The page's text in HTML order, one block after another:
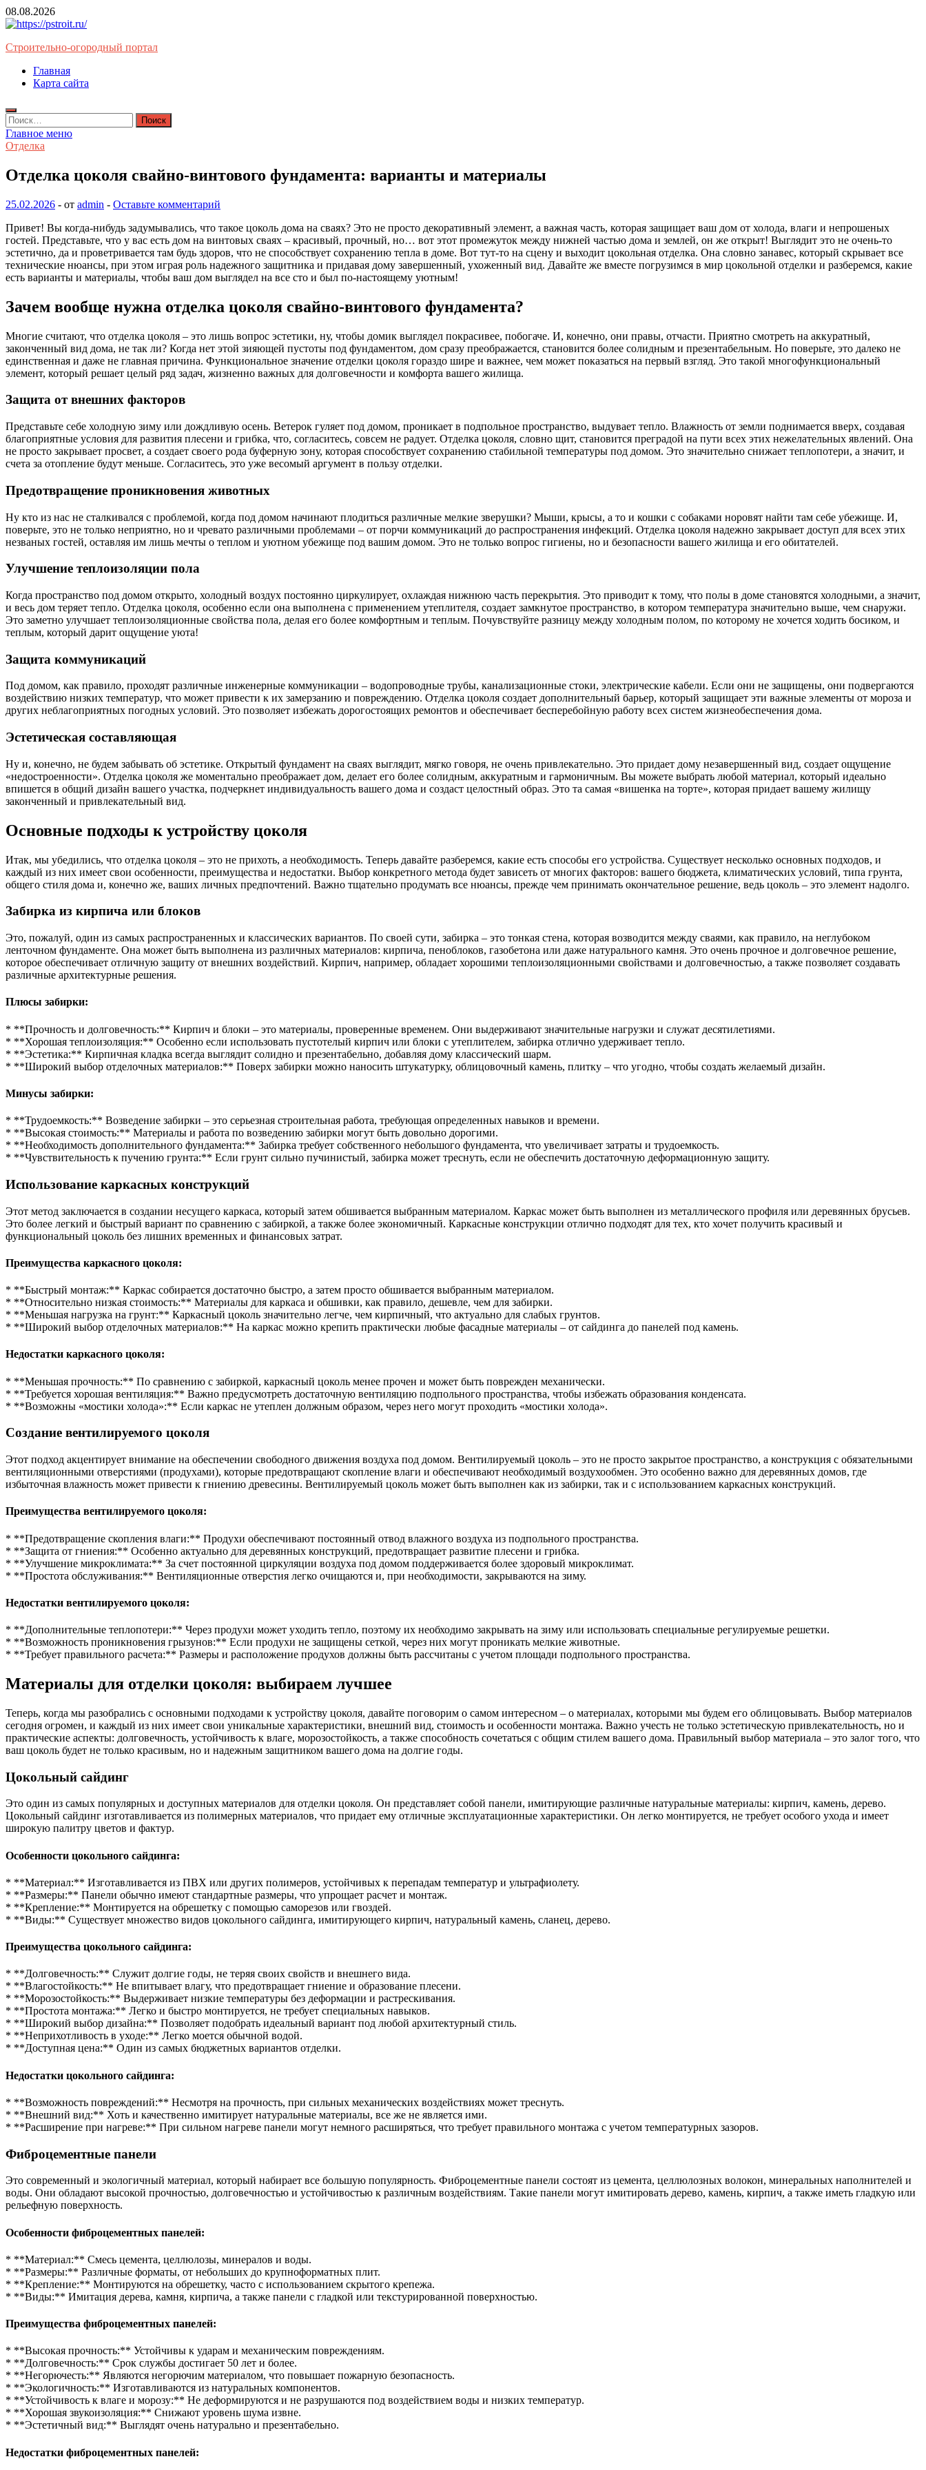
Перейти
к
08.08.2026
Строительно-огородный портал
Главная
Карта сайта
Найти:
Главное меню
Отделка
Отделка цоколя свайно-винтового фундамента: варианты и материалы
25.02.2026 - от admin - Оставьте комментарий
Привет! Вы когда-нибудь задумывались, что такое цоколь дома на сваях? Это не просто декоративный элемент, а важная часть, которая защищает ваш дом от холода, влаги и непрошеных
гостей. Представьте, что у вас есть дом на винтовых сваях – красивый, прочный, но… вот этот промежуток между нижней частью дома и землей, он же открыт! Выглядит это не очень-то
эстетично, да и проветривается там будь здоров, что не способствует сохранению тепла в доме. Вот тут-то на сцену и выходит цокольная отделка. Она словно занавес, который скрывает все
технические нюансы, при этом играя роль надежного защитника и придавая дому завершенный, ухоженный вид. Давайте же вместе погрузимся в мир цокольной отделки и разберемся, какие
есть варианты и материалы, чтобы ваш дом выглядел на все сто и был по-настоящему уютным!
Зачем вообще нужна отделка цоколя свайно-винтового фундамента?
Многие считают, что отделка цоколя – это лишь вопрос эстетики, ну, чтобы домик выглядел покрасивее, побогаче. И, конечно, они правы, отчасти. Приятно смотреть на аккуратный,
законченный вид дома, не так ли? Когда нет этой зияющей пустоты под фундаментом, дом сразу преображается, становится более солидным и презентабельным. Но поверьте, это далеко не
единственная и даже не главная причина. Функциональное значение отделки цоколя гораздо шире и важнее, чем может показаться на первый взгляд. Это такой многофункциональный
элемент, который решает целый ряд задач, жизненно важных для долговечности и комфорта вашего жилища.
Защита от внешних факторов
Представьте себе холодную зиму или дождливую осень. Ветерок гуляет под домом, проникает в подпольное пространство, выдувает тепло. Влажность от земли поднимается вверх, создавая
благоприятные условия для развития плесени и грибка, что, согласитесь, совсем не радует. Отделка цоколя, словно щит, становится преградой на пути всех этих нежелательных явлений. Она
не просто закрывает просвет, а создает своего рода буферную зону, которая способствует сохранению стабильной температуры под домом. Это значительно снижает теплопотери, а значит, и
счета за отопление будут меньше. Согласитесь, это уже весомый аргумент в пользу отделки.
Предотвращение проникновения животных
Ну кто из нас не сталкивался с проблемой, когда под домом начинают плодиться различные мелкие зверушки? Мыши, крысы, а то и кошки с собаками норовят найти там себе убежище. И,
поверьте, это не только неприятно, но и чревато различными проблемами – от порчи коммуникаций до распространения инфекций. Отделка цоколя надежно закрывает доступ для всех этих
незваных гостей, оставляя им лишь мечты о теплом и уютном убежище под вашим домом. Это не только вопрос гигиены, но и безопасности вашего жилища и его обитателей.
Улучшение теплоизоляции пола
Когда пространство под домом открыто, холодный воздух постоянно циркулирует, охлаждая нижнюю часть перекрытия. Это приводит к тому, что полы в доме становятся холодными, а значит,
и весь дом теряет тепло. Отделка цоколя, особенно если она выполнена с применением утеплителя, создает замкнутое пространство, в котором температура значительно выше, чем снаружи.
Это заметно улучшает теплоизоляционные свойства пола, делая его более комфортным и теплым. Почувствуйте разницу между холодным полом, по которому не хочется ходить босиком, и
теплым, который дарит ощущение уюта!
Защита коммуникаций
Под домом, как правило, проходят различные инженерные коммуникации – водопроводные трубы, канализационные стоки, электрические кабели. Если они не защищены, они подвергаются
воздействию низких температур, что может привести к их замерзанию и повреждению. Отделка цоколя создает дополнительный барьер, который защищает эти важные элементы от мороза и
других неблагоприятных погодных условий. Это позволяет избежать дорогостоящих ремонтов и обеспечивает бесперебойную работу всех систем жизнеобеспечения дома.
Эстетическая составляющая
Ну и, конечно, не будем забывать об эстетике. Открытый фундамент на сваях выглядит, мягко говоря, не очень привлекательно. Это придает дому незавершенный вид, создает ощущение
«недостроенности». Отделка цоколя же моментально преображает дом, делает его более солидным, аккуратным и гармоничным. Вы можете выбрать любой материал, который идеально
впишется в общий дизайн вашего участка, подчеркнет индивидуальность вашего дома и создаст целостный образ. Это та самая «вишенка на торте», которая придает вашему жилищу
законченный и привлекательный вид.
Основные подходы к устройству цоколя
Итак, мы убедились, что отделка цоколя – это не прихоть, а необходимость. Теперь давайте разберемся, какие есть способы его устройства. Существует несколько основных подходов, и
каждый из них имеет свои особенности, преимущества и недостатки. Выбор конкретного метода будет зависеть от многих факторов: вашего бюджета, климатических условий, типа грунта,
общего стиля дома и, конечно же, ваших личных предпочтений. Важно тщательно продумать все нюансы, прежде чем принимать окончательное решение, ведь цоколь – это элемент надолго.
Забирка из кирпича или блоков
Это, пожалуй, один из самых распространенных и классических вариантов. По своей сути, забирка – это тонкая стена, которая возводится между сваями, как правило, на неглубоком
ленточном фундаменте. Она может быть выполнена из различных материалов: кирпича, пеноблоков, газобетона или даже натурального камня. Это очень прочное и долговечное решение,
которое обеспечивает отличную защиту от внешних воздействий. Кирпич, например, обладает хорошими теплоизоляционными свойствами и долговечностью, а также позволяет создавать
различные архитектурные решения.
Плюсы забирки:
* **Прочность и долговечность:** Кирпич и блоки – это материалы, проверенные временем. Они выдерживают значительные нагрузки и служат десятилетиями.
* **Хорошая теплоизоляция:** Особенно если использовать пустотелый кирпич или блоки с утеплителем, забирка отлично удерживает тепло.
* **Эстетика:** Кирпичная кладка всегда выглядит солидно и презентабельно, добавляя дому классический шарм.
* **Широкий выбор отделочных материалов:** Поверх забирки можно наносить штукатурку, облицовочный камень, плитку – что угодно, чтобы создать желаемый дизайн.
Минусы забирки:
* **Трудоемкость:** Возведение забирки – это серьезная строительная работа, требующая определенных навыков и времени.
* **Высокая стоимость:** Материалы и работа по возведению забирки могут быть довольно дорогими.
* **Необходимость дополнительного фундамента:** Забирка требует собственного небольшого фундамента, что увеличивает затраты и трудоемкость.
* **Чувствительность к пучению грунта:** Если грунт сильно пучинистый, забирка может треснуть, если не обеспечить достаточную деформационную защиту.
Использование каркасных конструкций
Этот метод заключается в создании несущего каркаса, который затем обшивается выбранным материалом. Каркас может быть выполнен из металлического профиля или деревянных брусьев.
Это более легкий и быстрый вариант по сравнению с забиркой, а также более экономичный. Каркасные конструкции отлично подходят для тех, кто хочет получить красивый и
функциональный цоколь без лишних временных и финансовых затрат.
Преимущества каркасного цоколя:
* **Быстрый монтаж:** Каркас собирается достаточно быстро, а затем просто обшивается выбранным материалом.
* **Относительно низкая стоимость:** Материалы для каркаса и обшивки, как правило, дешевле, чем для забирки.
* **Меньшая нагрузка на грунт:** Каркасный цоколь значительно легче, чем кирпичный, что актуально для слабых грунтов.
* **Широкий выбор отделочных материалов:** На каркас можно крепить практически любые фасадные материалы – от сайдинга до панелей под камень.
Недостатки каркасного цоколя:
* **Меньшая прочность:** По сравнению с забиркой, каркасный цоколь менее прочен и может быть поврежден механически.
* **Требуется хорошая вентиляция:** Важно предусмотреть достаточную вентиляцию подпольного пространства, чтобы избежать образования конденсата.
* **Возможны «мостики холода»:** Если каркас не утеплен должным образом, через него могут проходить «мостики холода».
Создание вентилируемого цоколя
Этот подход акцентирует внимание на обеспечении свободного движения воздуха под домом. Вентилируемый цоколь – это не просто закрытое пространство, а конструкция с обязательными
вентиляционными отверстиями (продухами), которые предотвращают скопление влаги и обеспечивают необходимый воздухообмен. Это особенно важно для деревянных домов, где
избыточная влажность может привести к гниению древесины. Вентилируемый цоколь может быть выполнен как из забирки, так и с использованием каркасных конструкций.
Преимущества вентилируемого цоколя:
* **Предотвращение скопления влаги:** Продухи обеспечивают постоянный отвод влажного воздуха из подпольного пространства.
* **Защита от гниения:** Особенно актуально для деревянных конструкций, предотвращает развитие плесени и грибка.
* **Улучшение микроклимата:** За счет постоянной циркуляции воздуха под домом поддерживается более здоровый микроклимат.
* **Простота обслуживания:** Вентиляционные отверстия легко очищаются и, при необходимости, закрываются на зиму.
Недостатки вентилируемого цоколя:
* **Дополнительные теплопотери:** Через продухи может уходить тепло, поэтому их необходимо закрывать на зиму или использовать специальные регулируемые решетки.
* **Возможность проникновения грызунов:** Если продухи не защищены сеткой, через них могут проникать мелкие животные.
* **Требует правильного расчета:** Размеры и расположение продухов должны быть рассчитаны с учетом площади подпольного пространства.
Материалы для отделки цоколя: выбираем лучшее
Теперь, когда мы разобрались с основными подходами к устройству цоколя, давайте поговорим о самом интересном – о материалах, которыми мы будем его облицовывать. Выбор материалов
сегодня огромен, и каждый из них имеет свои уникальные характеристики, внешний вид, стоимость и особенности монтажа. Важно учесть не только эстетическую привлекательность, но и
практические аспекты: долговечность, устойчивость к влаге, морозостойкость, а также способность сочетаться с общим стилем вашего дома. Правильный выбор материала – это залог того, что
ваш цоколь будет не только красивым, но и надежным защитником вашего дома на долгие годы.
Цокольный сайдинг
Это один из самых популярных и доступных материалов для отделки цоколя. Он представляет собой панели, имитирующие различные натуральные материалы: кирпич, камень, дерево.
Цокольный сайдинг изготавливается из полимерных материалов, что придает ему отличные эксплуатационные характеристики. Он легко монтируется, не требует особого ухода и имеет
широкую палитру цветов и фактур.
Особенности цокольного сайдинга:
* **Материал:** Изготавливается из ПВХ или других полимеров, устойчивых к перепадам температур и ультрафиолету.
* **Размеры:** Панели обычно имеют стандартные размеры, что упрощает расчет и монтаж.
* **Крепление:** Монтируется на обрешетку с помощью саморезов или гвоздей.
* **Виды:** Существует множество видов цокольного сайдинга, имитирующего кирпич, натуральный камень, сланец, дерево.
Преимущества цокольного сайдинга:
* **Долговечность:** Служит долгие годы, не теряя своих свойств и внешнего вида.
* **Влагостойкость:** Не впитывает влагу, что предотвращает гниение и образование плесени.
* **Морозостойкость:** Выдерживает низкие температуры без деформации и растрескивания.
* **Простота монтажа:** Легко и быстро монтируется, не требует специальных навыков.
* **Широкий выбор дизайна:** Позволяет подобрать идеальный вариант под любой архитектурный стиль.
* **Неприхотливость в уходе:** Легко моется обычной водой.
* **Доступная цена:** Один из самых бюджетных вариантов отделки.
Недостатки цокольного сайдинга:
* **Возможность повреждений:** Несмотря на прочность, при сильных механических воздействиях может треснуть.
* **Внешний вид:** Хоть и качественно имитирует натуральные материалы, все же не является ими.
* **Расширение при нагреве:** При сильном нагреве панели могут немного расширяться, что требует правильного монтажа с учетом температурных зазоров.
Фиброцементные панели
Это современный и экологичный материал, который набирает все большую популярность. Фиброцементные панели состоят из цемента, целлюлозных волокон, минеральных наполнителей и
воды. Они обладают высокой прочностью, долговечностью и устойчивостью к различным воздействиям. Такие панели могут имитировать дерево, камень, кирпич, а также иметь гладкую или
рельефную поверхность.
Особенности фиброцементных панелей:
* **Материал:** Смесь цемента, целлюлозы, минералов и воды.
* **Размеры:** Различные форматы, от небольших до крупноформатных плит.
* **Крепление:** Монтируются на обрешетку, часто с использованием скрытого крепежа.
* **Виды:** Имитация дерева, камня, кирпича, а также панели с гладкой или текстурированной поверхностью.
Преимущества фиброцементных панелей:
* **Высокая прочность:** Устойчивы к ударам и механическим повреждениям.
* **Долговечность:** Срок службы достигает 50 лет и более.
* **Негорючесть:** Являются негорючим материалом, что повышает пожарную безопасность.
* **Экологичность:** Изготавливаются из натуральных компонентов.
* **Устойчивость к влаге и морозу:** Не деформируются и не разрушаются под воздействием воды и низких температур.
* **Хорошая звукоизоляция:** Снижают уровень шума извне.
* **Эстетичный вид:** Выглядят очень натурально и презентабельно.
Недостатки фиброцементных панелей: